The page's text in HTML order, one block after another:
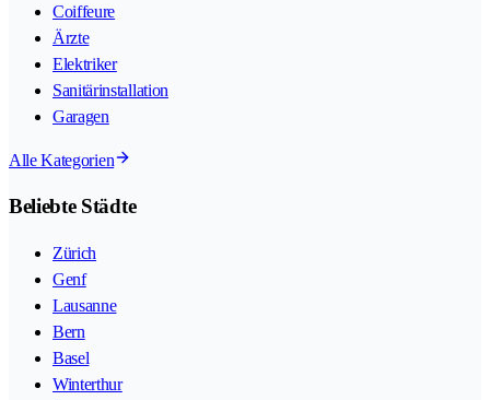
Coiffeure
Ärzte
Elektriker
Sanitärinstallation
Garagen
Alle Kategorien
Beliebte Städte
Zürich
Genf
Lausanne
Bern
Basel
Winterthur